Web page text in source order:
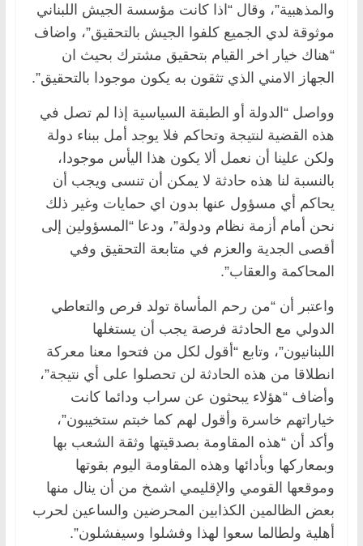
والمذهبية”، وقال “اذا كانت مؤسسة الجيش اللبناني
موثوقة لدي الجميع كلفوا الجيش بالتحقيق”، واضاف
“هناك خيار اخر القيام بتحقيق مشترك بحيث ان
الجهاز الامني الذي تثقون به يكون موجودا بالتحقيق”.
وواصل “الدولة أو الطبقة السياسية إذا لم تصل في
هذه القضية لنتيجة وتحاكم فلا يوجد أمل ببناء دولة
ولكن علينا أن نعمل ألا يكون هذا اليأس موجودا،
بالنسبة لنا هذه حادثة لا يمكن أن تنسى ويجب أن
يحاكم أي مسؤول عنها بدون اي حمايات وغير ذلك
نحن أمام أزمة نظام ودولة”، ودعا “المسؤولين إلى
أقصى الجدية والعزم في متابعة التحقيق وفي
المحاكمة والعقاب”.
واعتبر أن “من رحم المأساة تولد فرص والتعاطي
الدولي مع الحادثة فرصة يجب أن يستغلها
اللبنانيون”، وتابع “أقول لكل من فتحوا معنا معركة
انطلاقا من هذه الحادثة لن تحصلوا على أي نتيجة”،
وأضاف “هؤلاء يبحثون عن سراب ودائما كانت
خياراتهم خاسرة وأقول لهم كما خبتم ستخيبون”،
وأكد أن “هذه المقاومة بصدقيتها وثقة الشعب بها
وبمعاركها وبأدائها وهذه المقاومة اليوم بقوتها
وموقعها القومي والإقليمي اشمخ من أن ينال منها
بعض الظالمين الكذابين المحرضين والساعين لحرب
أهلية ولطالما سعوا لهذا وفشلوا وسيفشلون”.